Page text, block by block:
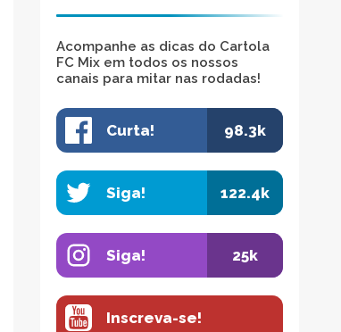
Acompanhe as dicas do Cartola
FC Mix em todos os nossos
canais para mitar nas rodadas!
Curta! 98.3k
Siga! 122.4k
Siga! 25k
Inscreva-se!